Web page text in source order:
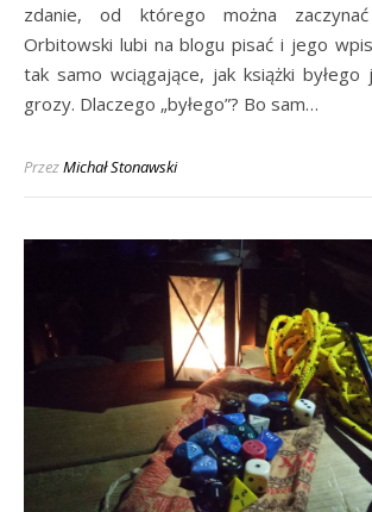
zdanie, od którego można
Orbitowski lubi na blogu pisać i jego
tak samo wciągające, jak książki byłego
grozy. Dlaczego „byłego”? Bo sam…
PrzezMichał Stonawski